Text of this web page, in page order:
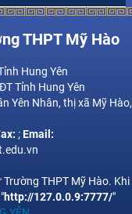
THPT Mỹ Hào
Hung Yên
Tỉnh Hung Yên
Yên Nhân, thị xã Mỹ Hào,
; Email:
THPT Mỹ Hào. Khi
http://127.0.0.9:7777/"